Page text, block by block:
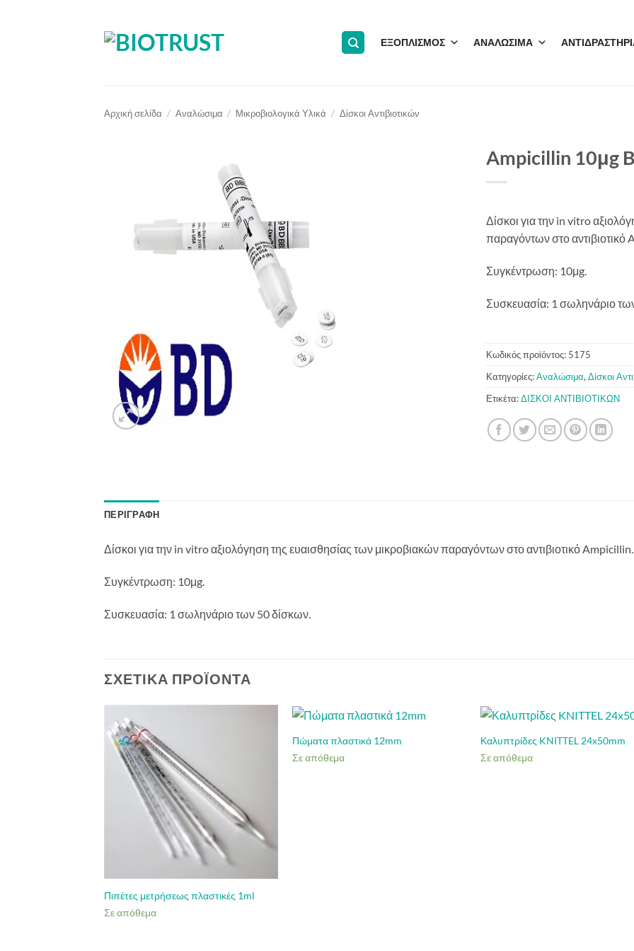
ΕΞΟΠΛΙΣΜΟΣ ΑΝΑΛΩΣΙΜΑ
Αρχική σελίδα / Αναλώσιμα / Μικροβιολογικά Υλικά / Δίσκοι Αντιβιοτικών
Ampicillin 10μg
Δίσκοι για την in vitro
παραγόντων στο αντιβιοτικό
Συγκέντρωση: 10μg.
Συσκευασία: 1 σωληνάριο
Κωδικός προϊόντος: 5175
Κατηγορίες:Αναλώσιμα,Δίσκοι
Ετικέτα:ΔΙΣΚΟΙ ΑΝΤΙΒΙΟΤΙΚΩΝ
ΠΕΡΙΓΡΑΦΉ
Δίσκοι για την in vitro αξιολόγηση της ευαισθησίας των μικροβιακών παραγόντων στο αντιβιοτικό Ampicillin.
Συγκέντρωση: 10μg.
Συσκευασία: 1 σωληνάριο των 50 δίσκων.
ΣΧΕΤΙΚΆ ΠΡΟΪΌΝΤΑ
Πιπέτες μετρήσεως πλαστικές 1ml
Σε απόθεμα
Πώματα πλαστικά 12mm
Σε απόθεμα
Καλυπτρίδες KNITTEL 24x50mm
Σε απόθεμα